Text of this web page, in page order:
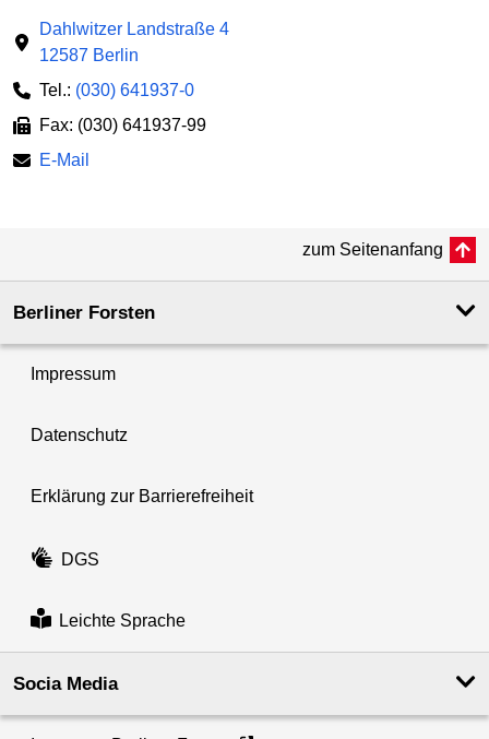
Dahlwitzer Landstraße 4
12587 Berlin
Tel.: (030) 641937-0
Fax: (030) 641937-99
E-Mail
zum Seitenanfang
Berliner Forsten
Impressum
Datenschutz
Erklärung zur Barrierefreiheit
DGS
Leichte Sprache
Socia Media